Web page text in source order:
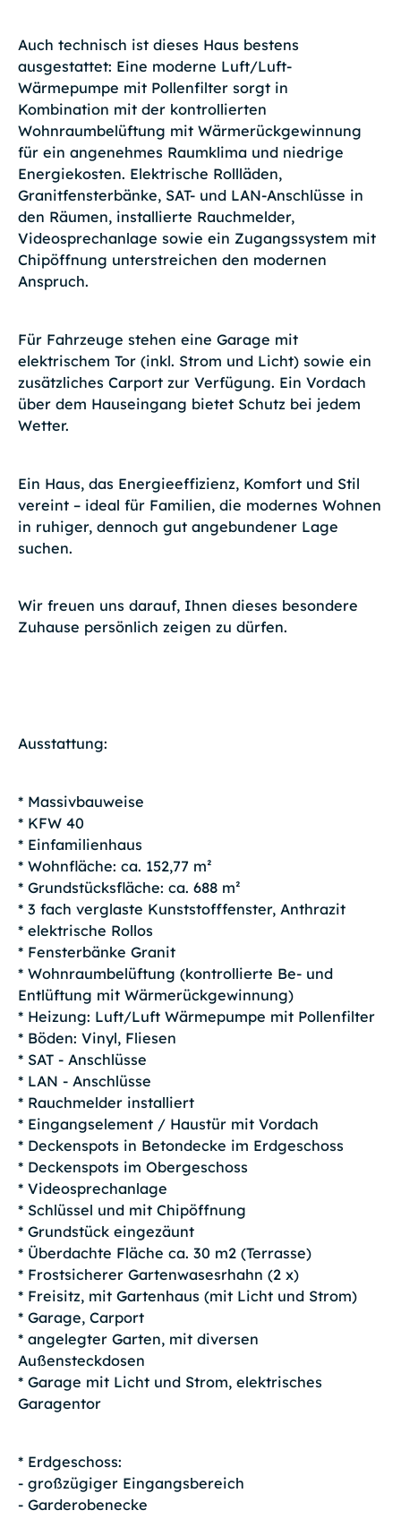
Auch technisch ist dieses Haus bestens
ausgestattet: Eine moderne Luft/Luft-
Wärmepumpe mit Pollenfilter sorgt in
Kombination mit der kontrollierten
Wohnraumbelüftung mit Wärmerückgewinnung
für ein angenehmes Raumklima und niedrige
Energiekosten. Elektrische Rollläden,
Granitfensterbänke, SAT- und LAN-Anschlüsse in
den Räumen, installierte Rauchmelder,
Videosprechanlage sowie ein Zugangssystem mit
Chipöffnung unterstreichen den modernen
Anspruch.
Für Fahrzeuge stehen eine Garage mit
elektrischem Tor (inkl. Strom und Licht) sowie ein
zusätzliches Carport zur Verfügung. Ein Vordach
über dem Hauseingang bietet Schutz bei jedem
Wetter.
Ein Haus, das Energieeffizienz, Komfort und Stil
vereint – ideal für Familien, die modernes Wohnen
in ruhiger, dennoch gut angebundener Lage
suchen.
Wir freuen uns darauf, Ihnen dieses besondere
Zuhause persönlich zeigen zu dürfen.
Ausstattung:
* Massivbauweise
* KFW 40
* Einfamilienhaus
* Wohnfläche: ca. 152,77 m²
* Grundstücksfläche: ca. 688 m²
* 3 fach verglaste Kunststofffenster, Anthrazit
* elektrische Rollos
* Fensterbänke Granit
* Wohnraumbelüftung (kontrollierte Be- und
Entlüftung mit Wärmerückgewinnung)
* Heizung: Luft/Luft Wärmepumpe mit Pollenfilter
* Böden: Vinyl, Fliesen
* SAT - Anschlüsse
* LAN - Anschlüsse
* Rauchmelder installiert
* Eingangselement / Haustür mit Vordach
* Deckenspots in Betondecke im Erdgeschoss
* Deckenspots im Obergeschoss
* Videosprechanlage
* Schlüssel und mit Chipöffnung
* Grundstück eingezäunt
* Überdachte Fläche ca. 30 m2 (Terrasse)
* Frostsicherer Gartenwasesrhahn (2 x)
* Freisitz, mit Gartenhaus (mit Licht und Strom)
* Garage, Carport
* angelegter Garten, mit diversen
Außensteckdosen
* Garage mit Licht und Strom, elektrisches
Garagentor
* Erdgeschoss:
- großzügiger Eingangsbereich
- Garderobenecke